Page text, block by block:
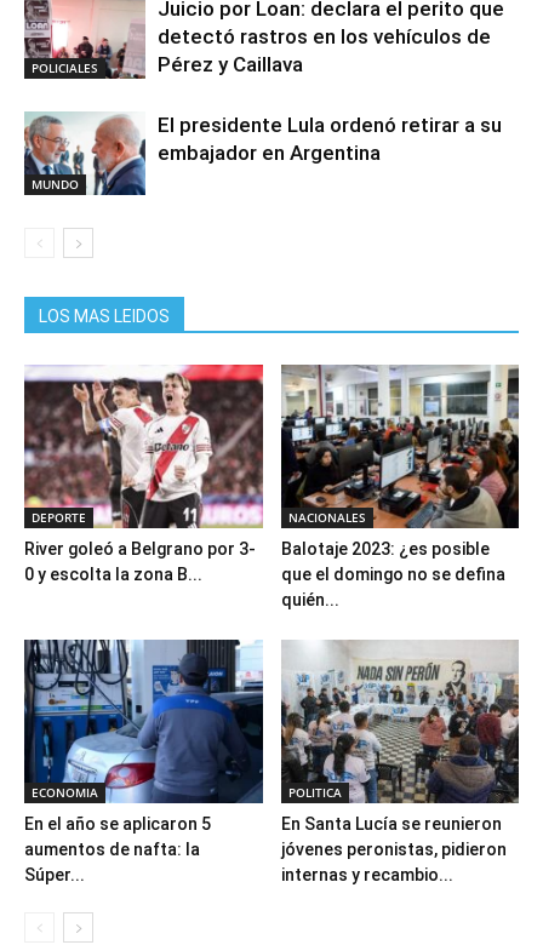
POLICIALES
Juicio por Loan: declara el perito que
detectó rastros en los vehículos de
Pérez y Caillava
MUNDO
El presidente Lula ordenó retirar a su
embajador en Argentina
LOS MAS LEIDOS
DEPORTE
River goleó a Belgrano por 3-
0 y escolta la zona B...
NACIONALES
Balotaje 2023: ¿es posible
que el domingo no se defina
quién...
ECONOMIA
En el año se aplicaron 5
aumentos de nafta: la
Súper...
POLITICA
En Santa Lucía se reunieron
jóvenes peronistas, pidieron
internas y recambio...